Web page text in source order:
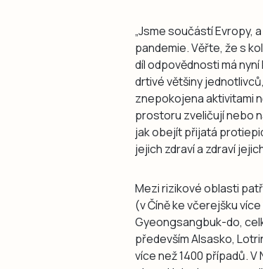
„Jsme součástí Evropy,
pandemie. Věřte, že s
díl odpovědnosti má
drtivé většiny
znepokojena aktivitami
prostoru zveličují nebo
jak obejít přijatá
jejich zdraví a zdraví
Mezi rizikové oblasti
(v Číně ke včerejšku
Gyeongsangbuk-do,
především Alsasko,
více než 1400 případů.